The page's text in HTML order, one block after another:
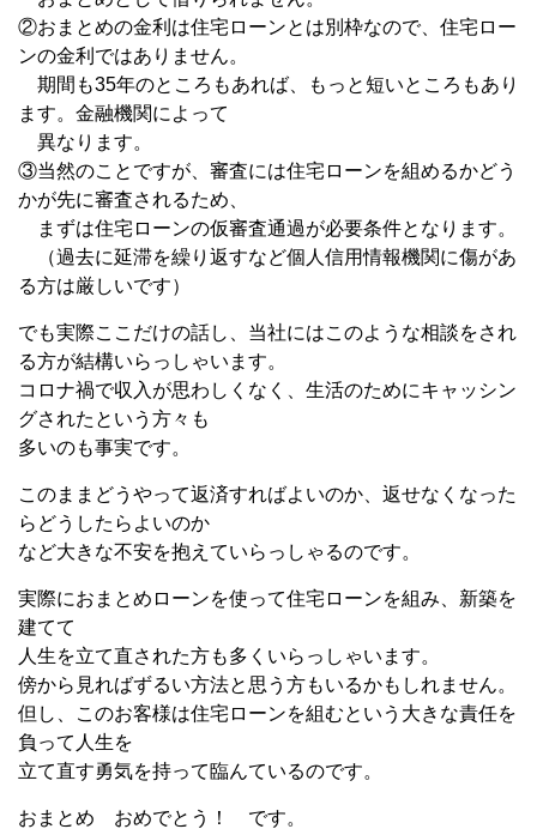
②おまとめの金利は住宅ローンとは別枠なので、住宅ロー
ンの金利ではありません。
期間も35年のところもあれば、もっと短いところもあり
ます。金融機関によって
異なります。
③当然のことですが、審査には住宅ローンを組めるかどう
かが先に審査されるため、
まずは住宅ローンの仮審査通過が必要条件となります。
（過去に延滞を繰り返すなど個人信用情報機関に傷があ
る方は厳しいです）
でも実際ここだけの話し、当社にはこのような相談をされ
る方が結構いらっしゃいます。
コロナ禍で収入が思わしくなく、生活のためにキャッシン
グされたという方々も
多いのも事実です。
このままどうやって返済すればよいのか、返せなくなった
らどうしたらよいのか
など大きな不安を抱えていらっしゃるのです。
実際におまとめローンを使って住宅ローンを組み、新築を
建てて
人生を立て直された方も多くいらっしゃいます。
傍から見ればずるい方法と思う方もいるかもしれません。
但し、このお客様は住宅ローンを組むという大きな責任を
負って人生を
立て直す勇気を持って臨んているのです。
おまとめ おめでとう！ です。